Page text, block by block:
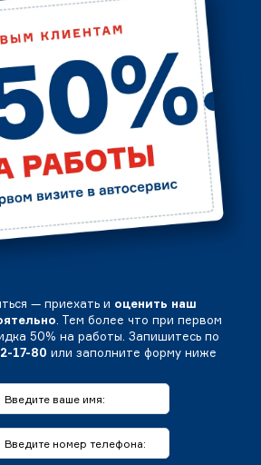
— приехать и оценить наш
. Тем более что при первом
50% на работы. Запишитесь по
17-80 или заполните форму ниже